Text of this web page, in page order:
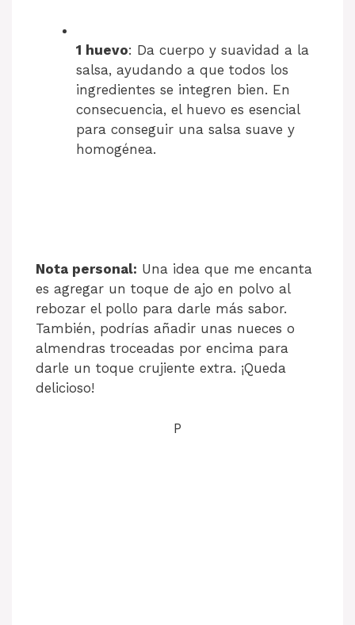
1 huevo: Da cuerpo y suavidad a la
salsa, ayudando a que todos los
ingredientes se integren bien. En
consecuencia, el huevo es esencial
para conseguir una salsa suave y
homogénea.
Nota personal: Una idea que me encanta
es agregar un toque de ajo en polvo al
rebozar el pollo para darle más sabor.
También, podrías añadir unas nueces o
almendras troceadas por encima para
darle un toque crujiente extra. ¡Queda
delicioso!
P